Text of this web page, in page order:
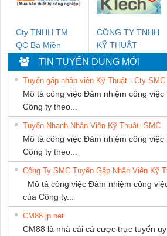
Cty TNHH TM
QC Ba Miền
CÔNG TY TNHH
KỸ THUẬT
KTECH VIỆT
NAM
TIN TUYỂN DỤNG MỚI
Tuyển gấp nhân viên Kỹ Thuật - Cty SMC
Mô tả công việc Đảm nhiệm công việc
Công ty theo...
Tuyển Nhanh Nhân Viên Kỹ Thuật- SMC
Mô tả công việc Đảm nhiệm công việc
Công ty theo...
Công Ty SMC Tuyển Gấp Nhân Viên Kỹ
Mô tả công việc Đảm nhiệm công
của Công ty...
CM88 jp net
CM88 là nhà cái cá cược trực tuyến